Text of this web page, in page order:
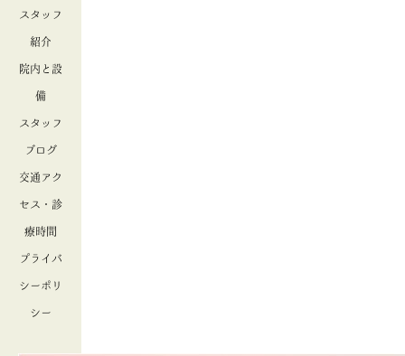
スタッフ
紹介
院内と設
備
スタッフ
ブログ
交通アク
セス・診
療時間
プライバ
シーポリ
シー